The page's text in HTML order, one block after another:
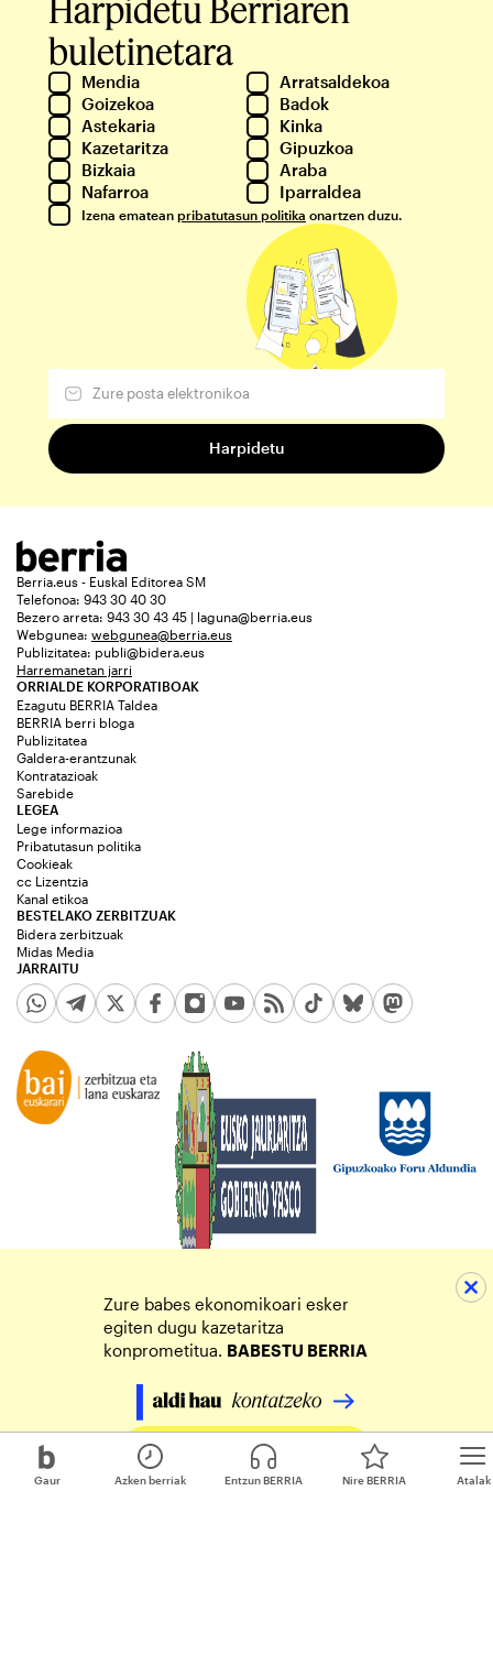
Gaur Atalak
Azken berriak Entzun BERRIA Nire BERRIA
buletinetara
Mendia
Arratsaldekoa
Goizekoa
Badok
Astekaria
Kinka
Kazetaritza
Gipuzkoa
Bizkaia
Araba
Nafarroa
Iparraldea
Izena ematean pribatutasun politika onartzen duzu.
Berria.eus - Euskal Editorea SM
Telefonoa: 943 30 40 30
Bezero arreta: 943 30 43 45 | laguna@berria.eus
Webgunea: webgunea@berria.eus
Publizitatea: publi@bidera.eus
Harremanetan jarri
ORRIALDE KORPORATIBOAK
Ezagutu BERRIA Taldea
BERRIA berri bloga
Publizitatea
Galdera-erantzunak
Kontratazioak
Sarebide
JARRAITU
LEGEA
Lege informazioa
Pribatutasun politika
Cookieak
cc Lizentzia
Kanal etikoa
BESTELAKO ZERBITZUAK
Bidera zerbitzuak
Midas Media
Zure babes ekonomikoari esker
egiten dugu kazetaritza
konprometitua. BABESTU BERRIA
Egin zure ekarpena